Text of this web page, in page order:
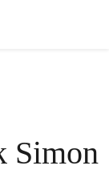
Simon